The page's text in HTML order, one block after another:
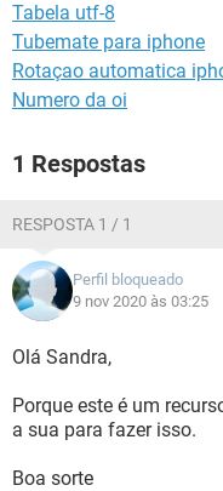
Tabela utf-8
Tubemate para iphone
Rotaçao automatica
Numero da oi
1 Respostas
RESPOSTA 1 / 1
Perfil bloqueado
9 nov 2020 às 03:25
Olá Sandra,
Porque este é um
a sua para fazer isso.
Boa sorte